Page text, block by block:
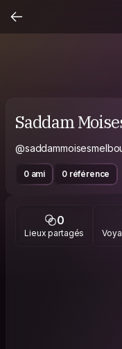
Saddam
0 ami 0 référence
0
Lieux partagés